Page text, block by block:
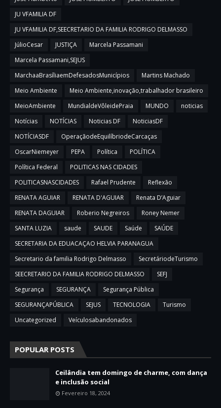
JU VFAMILIA DF
JU VFAMILIA DF,SEECRETARIO DA FAMILIA RODRIGO DELMASSO
JúlioCesar
JUSTIÇA
Marcela Passamani
Marcela Passamani,SEJUS
MarchaaBrasíliaemDefesadosMunicípios
Martins Machado
Meio Ambiente
Meio Ambiente,inovação,trabalhador brasileiro
MeioAmbiente
MundialdeVôleidePraia MUNDO
noticias
Notícias
NOTÍCIAS Noticias DF
NoticiasDF
NOTÍCIASDF
OperaçãodeEquilíbriodeCarcaças
OscarNiemeyer
PEPA Política
POLÍTICA
Política Federal
POLITICAS NAS CIDADES
POLITICASNASCIDADES
Rafael Prudente
Reflexão
RENATA AGUIAR
RENATA D'AGUIAR
Renata D’Aguiar
RENATA DAGUIAR
Roberio Negreiros
Roney Nemer
SANTA LUZIA
saude SAUDE Saúde
SAÚDE
SECRETARIA DA EDUACAÇAO HELVIA PARANAGUA
Secretario da familia Rodrigo Delmasso
SecretáriodeTurismo
SEECRETARIO DA FAMILIA RODRIGO DELMASSO
SEFJ
Segurança
SEGURANÇA
Segurança Pública
SEGURANÇAPÚBLICA
SEJUS TECNOLOGIA
Turismo
Uncategorized
Veículosabandonados
POPULAR POSTS
Ceilândia tem domingo de charme, com dança
e inclusão social
Fevereiro 18, 2024